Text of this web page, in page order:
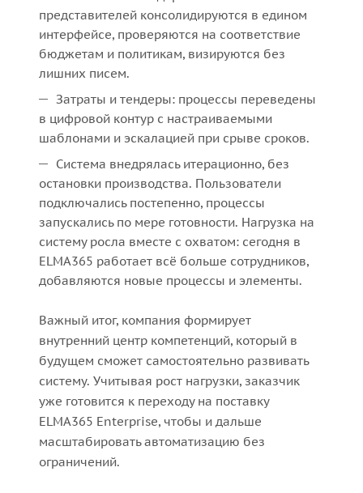
представителей консолидируются в едином
интерфейсе, проверяются на соответствие
бюджетам и политикам, визируются без
лишних писем.
Затраты и тендеры: процессы переведены
в цифровой контур с настраиваемыми
шаблонами и эскалацией при срыве сроков.
Система внедрялась итерационно, без
остановки производства. Пользователи
подключались постепенно, процессы
запускались по мере готовности. Нагрузка на
систему росла вместе с охватом: сегодня в
ELMA365 работает всё больше сотрудников,
добавляются новые процессы и элементы.
Важный итог, компания формирует
внутренний центр компетенций, который в
будущем сможет самостоятельно развивать
систему. Учитывая рост нагрузки, заказчик
уже готовится к переходу на поставку
ELMA365 Enterprise, чтобы и дальше
масштабировать автоматизацию без
ограничений.